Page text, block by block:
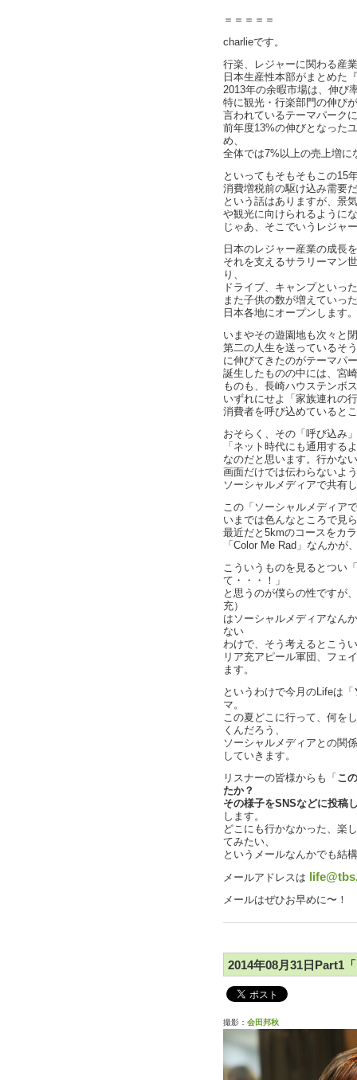
＝＝＝＝＝
charlieです。
行楽、レジャーに関わる産
日本生産性本部がまとめた
2013年の余暇市場は、伸び
特に観光・行楽部門の伸び
言われているテーマパーク
前年度13%の伸びとなった
め、
全体では7%以上の売上増に
といってもそもそもこの15
消費増税前の駆け込み需要
という話はありますが、景
や観光に向けられるように
じゃあ、そこでいうレジャ
日本のレジャー産業の成長
それを支えるサラリーマン
り、
ドライブ、キャンプといっ
また子供の数が増えていっ
日本各地にオープンします。
いまやその遊園地も次々と
第二の人生を送っているそ
に伸びてきたのがテーマパ
誕生したものの中には、宮
ものも、長崎ハウステンボ
いずれにせよ「家族連れの
消費者を呼び込めていると
おそらく、その「呼び込み
「ネット時代にも通用する
なのだと思います。行かな
画面だけでは伝わらないよ
ソーシャルメディアで共有
この「ソーシャルメディア
いまでは色んなところで見
最近だと5kmのコースをカ
「Color Me Rad」なんかが
こういうものを見るとつい
て・・・！」
と思うのが僕らの性ですが
充）
はソーシャルメディアなん
ない
わけで、そう考えるとこう
リア充アピール軍団、フェ
ます。
というわけで今月のLifeは「
マ。
この夏どこに行って、何を
くんだろう、
ソーシャルメディアとの関
していきます。
リスナーの皆様からも「 こ
たか？
その様子をSNSなどに投稿
します。
どこにも行かなかった、楽
てみたい、
というメールなんかでも結
メールアドレスは
メールはぜひお早めに〜！
2014年08月31日Part1
撮影： 会田邦秋